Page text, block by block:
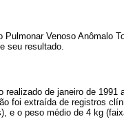
Venoso Anômalo
seu resultado.
realizado de janeiro de
foi extraída de registros
e o peso médio de 4 kg